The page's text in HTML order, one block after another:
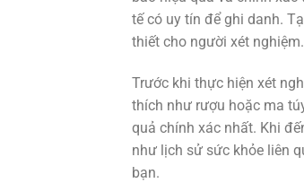
tế có uy tín để ghi danh.
thiết cho người xét nghiệm.
Trước khi thực hiện xét
thích như rượu hoặc ma
quả chính xác nhất. Khi
như lịch sử sức khỏe liên
bạn.